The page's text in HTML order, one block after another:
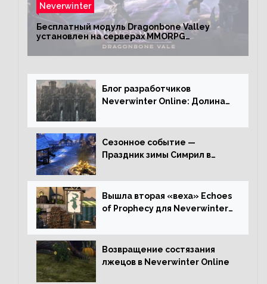
Neverwinter
Бесплатный модуль Dragonbone Valley
установлен на серверах MMORPG
Блог разработчиков
Neverwinter Online: Долина
Сезонное событие —
Праздник зимы Симрил в
Вышла вторая «веха» Echoes
of Prophecy для Neverwinter
Возвращение состязания
лжецов в Neverwinter Online